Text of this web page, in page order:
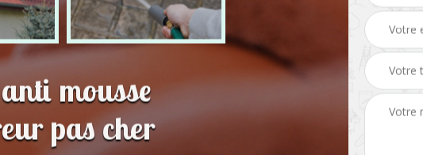
mousse
pas cher